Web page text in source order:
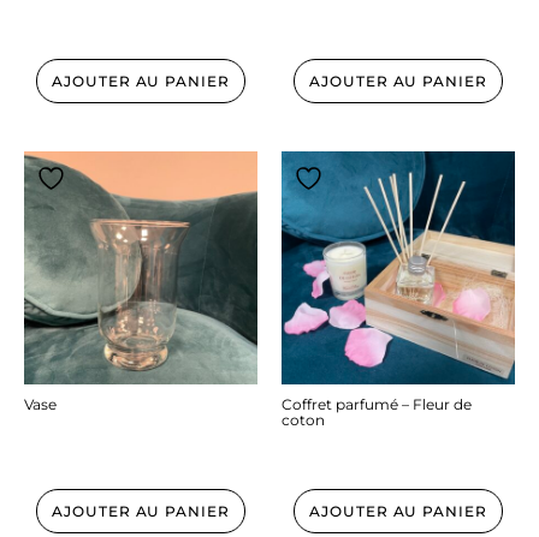
AJOUTER AU PANIER AJOUTER AU PANIER
Vase
AJOUTER AU PANIER
Coffret parfumé – Fleur de
coton
AJOUTER AU PANIER